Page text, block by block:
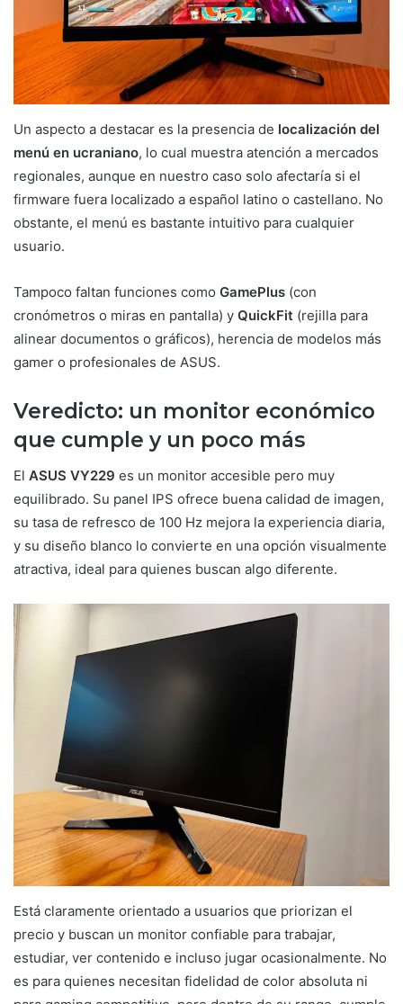
Un aspecto a destacar es la presencia de localización del
menú en ucraniano, lo cual muestra atención a mercados
regionales, aunque en nuestro caso solo afectaría si el
firmware fuera localizado a español latino o castellano. No
obstante, el menú es bastante intuitivo para cualquier
usuario.
Tampoco faltan funciones como GamePlus (con
cronómetros o miras en pantalla) y QuickFit (rejilla para
alinear documentos o gráficos), herencia de modelos más
gamer o profesionales de ASUS.
Veredicto: un monitor económico
que cumple y un poco más
El ASUS VY229 es un monitor accesible pero muy
equilibrado. Su panel IPS ofrece buena calidad de imagen,
su tasa de refresco de 100 Hz mejora la experiencia diaria,
y su diseño blanco lo convierte en una opción visualmente
atractiva, ideal para quienes buscan algo diferente.
Está claramente orientado a usuarios que priorizan el
precio y buscan un monitor confiable para trabajar,
estudiar, ver contenido e incluso jugar ocasionalmente. No
es para quienes necesitan fidelidad de color absoluta ni